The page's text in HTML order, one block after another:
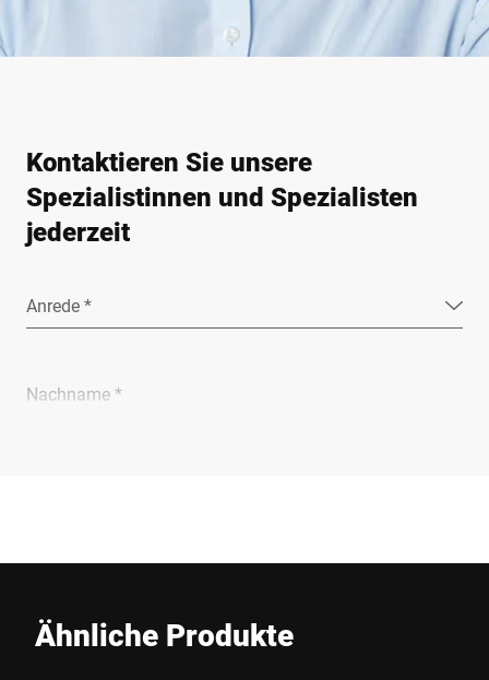
Kontaktieren Sie unsere
Spezialistinnen und Spezialisten
jederzeit
Anrede *
Nachname *
E-Mail *
Ähnliche Produkte